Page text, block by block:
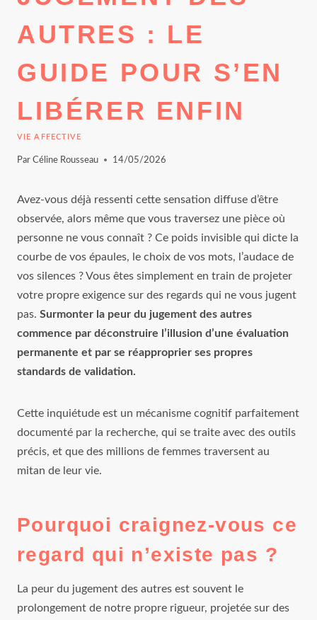
AUTRES : LE
GUIDE POUR S’EN
LIBÉRER ENFIN
VIE AFFECTIVE
Par Céline Rousseau 14/05/2026
Avez-vous déjà ressenti cette sensation diffuse d’être
observée, alors même que vous traversez une pièce où
personne ne vous connaît ? Ce poids invisible qui dicte la
courbe de vos épaules, le choix de vos mots, l’audace de
vos silences ? Vous êtes simplement en train de projeter
votre propre exigence sur des regards qui ne vous jugent
pas. Surmonter la peur du jugement des autres
commence par déconstruire l’illusion d’une évaluation
permanente et par se réapproprier ses propres
standards de validation.
Cette inquiétude est un mécanisme cognitif parfaitement
documenté par la recherche, qui se traite avec des outils
précis, et que des millions de femmes traversent au
mitan de leur vie.
Pourquoi craignez-vous ce
regard qui n’existe pas ?
La peur du jugement des autres est souvent le
prolongement de notre propre rigueur, projetée sur des